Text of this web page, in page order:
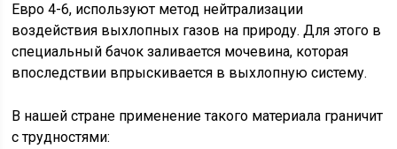
Евро 4-6, используют метод нейтрализации
воздействия выхлопных газов на природу. Для этого в
специальный бачок заливается мочевина, которая
впоследствии впрыскивается в выхлопную систему.
В нашей стране применение такого материала граничит
с трудностями: